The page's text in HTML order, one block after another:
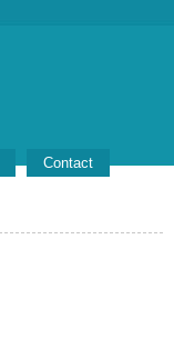
Contact